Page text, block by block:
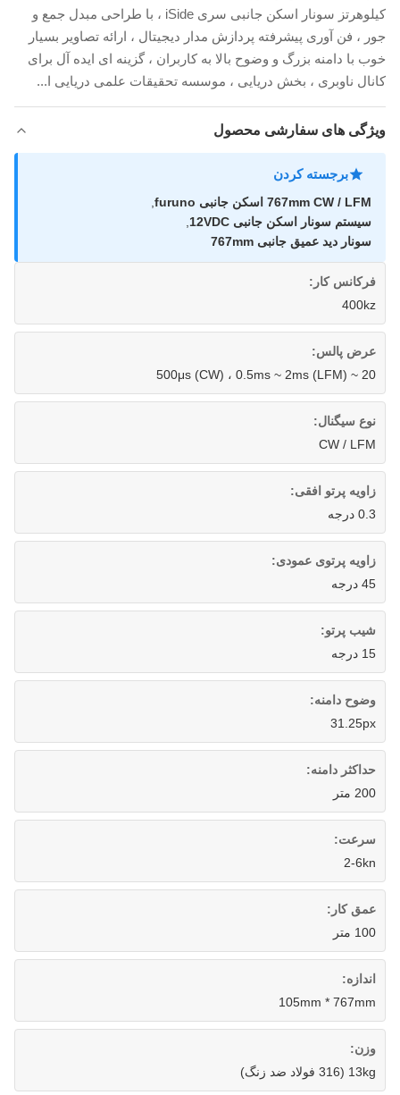
کیلوهرتز سونار اسکن جانبی سری iSide ، با طراحی مبدل جمع و
جور ، فن آوری پیشرفته پردازش مدار دیجیتال ، ارائه تصاویر بسیار
خوب با دامنه بزرگ و وضوح بالا به کاربران ، گزینه ای ایده آل برای
کانال ناوبری ، بخش دریایی ، موسسه تحقیقات علمی دریایی ا...
ویژگی های سفارشی محصول
برجسته کردن
767mm CW / LFM اسکن جانبی furuno
سیستم سونار اسکن جانبی 12VDC
سونار دید عمیق جانبی 767mm
فرکانس کار:
400kz
عرض پالس:
20 ~ 500μs (CW) ، 0.5ms ~ 2ms (LFM)
نوع سیگنال:
CW / LFM
زاویه پرتو افقی:
0.3 درجه
زاویه پرتوی عمودی:
45 درجه
شیب پرتو:
15 درجه
وضوح دامنه:
31.25px
حداکثر دامنه:
200 متر
سرعت:
2-6kn
عمق کار:
100 متر
اندازه:
105mm * 767mm
وزن:
13kg (316 فولاد ضد زنگ)